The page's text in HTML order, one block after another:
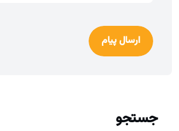
ارسال پیام
جستجو